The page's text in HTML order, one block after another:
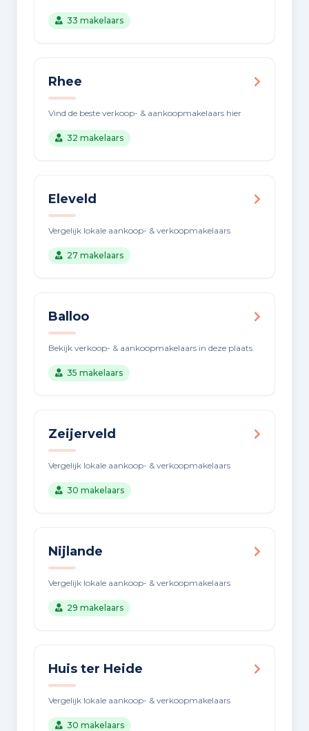
33 makelaars
Rhee
Vind de beste verkoop- & aankoopmakelaars hier
32 makelaars
Eleveld
Vergelijk lokale aankoop- & verkoopmakelaars
27 makelaars
Balloo
Bekijk verkoop- & aankoopmakelaars in deze plaats
35 makelaars
Zeijerveld
Vergelijk lokale aankoop- & verkoopmakelaars
30 makelaars
Nijlande
Vergelijk lokale aankoop- & verkoopmakelaars
29 makelaars
Huis ter Heide
Vergelijk lokale aankoop- & verkoopmakelaars
30 makelaars